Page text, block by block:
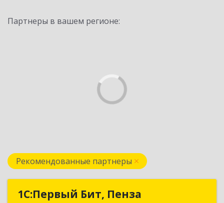
Партнеры в вашем регионе:
Рекомендованные партнеры
1С:Первый Бит, Пенза1С:Первый Бит, Пенза